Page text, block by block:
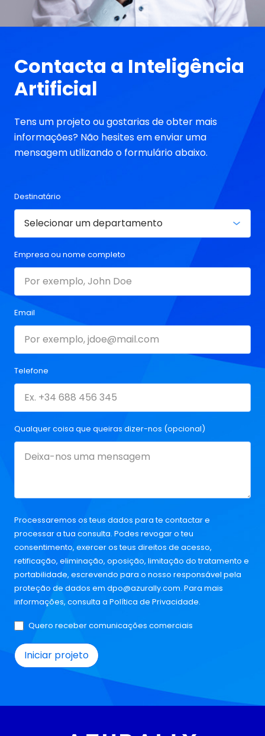
Contacta a Inteligência
Artificial
Tens um projeto ou gostarias de obter mais
informações? Não hesites em enviar uma
mensagem utilizando o formulário abaixo.
Destinatário
Empresa ou nome completo
Email
Telefone
Qualquer coisa que queiras dizer-nos (opcional)
Processaremos os teus dados para te contactar e
processar a tua consulta. Podes revogar o teu
consentimento, exercer os teus direitos de acesso,
retificação, eliminação, oposição, limitação do tratamento e
portabilidade, escrevendo para o nosso responsável pela
proteção de dados em dpo@azurally.com. Para mais
informações, consulta a Política de Privacidade.
Quero receber comunicações comerciais